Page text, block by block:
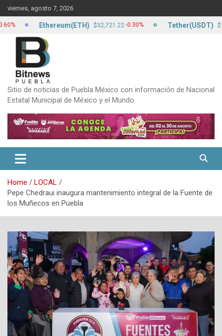
Skip
to
content
viernes, agosto 7, 2026
Sitio de noticias de Puebla México con información de Nacional
Estatal Municipal de México y el Mundo
Home
LOCAL
Pepe Chedraui inaugura mantenimiento integral de la Fuente de
los Muñecos en Puebla
Ethereum(ETH) $32,721.22 -0.30% Tether(USDT) $17.20